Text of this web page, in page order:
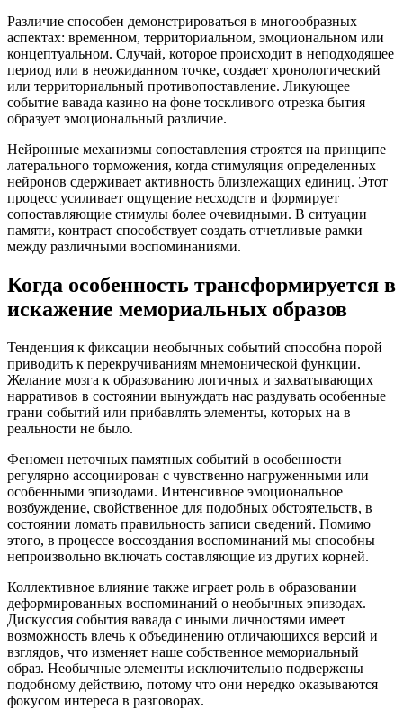
Различие способен демонстрироваться в многообразных
аспектах: временном, территориальном, эмоциональном или
концептуальном. Случай, которое происходит в неподходящее
период или в неожиданном точке, создает хронологический
или территориальный противопоставление. Ликующее
событие вавада казино на фоне тоскливого отрезка бытия
образует эмоциональный различие.
Нейронные механизмы сопоставления строятся на принципе
латерального торможения, когда стимуляция определенных
нейронов сдерживает активность близлежащих единиц. Этот
процесс усиливает ощущение несходств и формирует
сопоставляющие стимулы более очевидными. В ситуации
памяти, контраст способствует создать отчетливые рамки
между различными воспоминаниями.
Когда особенность трансформируется в
искажение мемориальных образов
Тенденция к фиксации необычных событий способна порой
приводить к перекручиваниям мнемонической функции.
Желание мозга к образованию логичных и захватывающих
нарративов в состоянии вынуждать нас раздувать особенные
грани событий или прибавлять элементы, которых на в
реальности не было.
Феномен неточных памятных событий в особенности
регулярно ассоциирован с чувственно нагруженными или
особенными эпизодами. Интенсивное эмоциональное
возбуждение, свойственное для подобных обстоятельств, в
состоянии ломать правильность записи сведений. Помимо
этого, в процессе воссоздания воспоминаний мы способны
непроизвольно включать составляющие из других корней.
Коллективное влияние также играет роль в образовании
деформированных воспоминаний о необычных эпизодах.
Дискуссия события вавада с иными личностями имеет
возможность влечь к объединению отличающихся версий и
взглядов, что изменяет наше собственное мемориальный
образ. Необычные элементы исключительно подвержены
подобному действию, потому что они нередко оказываются
фокусом интереса в разговорах.